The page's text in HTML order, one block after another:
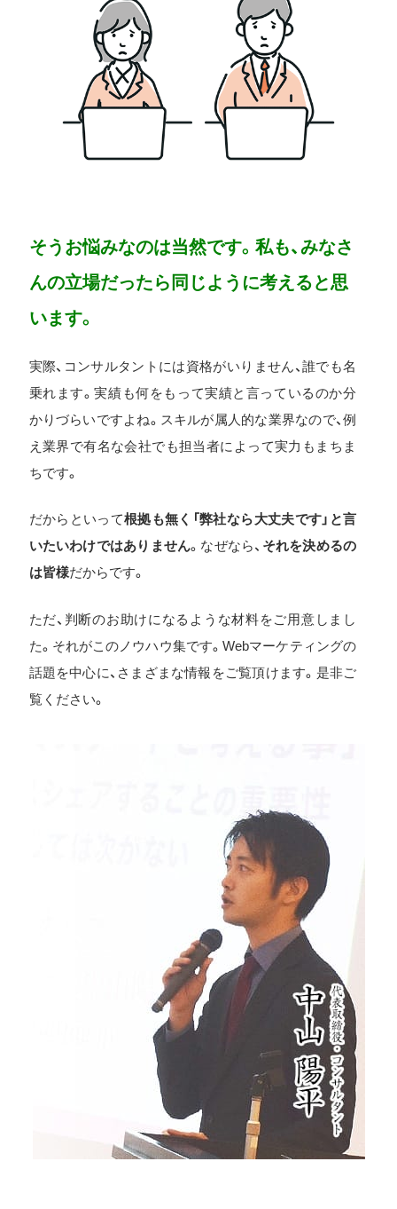
そうお悩みなのは当然です。私も、みなさ
んの立場だったら同じように考えると思
います。
実際、コンサルタントには資格がいりません、誰でも名
乗れます。実績も何をもって実績と言っているのか分
かりづらいですよね。スキルが属人的な業界なので、例
え業界で有名な会社でも担当者によって実力もまちま
ちです。
だからといって根拠も無く「弊社なら大丈夫です」と言
いたいわけではありません。なぜなら、 それを決めるの
は皆様だからです。
ただ、判断のお助けになるような材料をご用意しまし
た。それがこのノウハウ集です。Webマーケティングの
話題を中心に、さまざまな情報をご覧頂けます。是非ご
覧ください。